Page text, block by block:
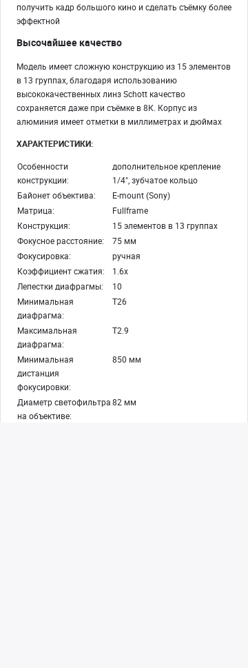
получить кадр большого кино и сделать съёмку более
эффектной
Высочайшее качество
Модель имеет сложную конструкцию из 15 элементов
в 13 группах, благодаря использованию
высококачественных линз Schott качество
сохраняется даже при съёмке в 8К. Корпус из
алюминия имеет отметки в миллиметрах и дюймах
ХАРАКТЕРИСТИКИ:
Особенности
конструкции:
дополнительное крепление
1/4", зубчатое кольцо
Байонет объектива:
E-mount (Sony)
Матрица:
Fullframe
Конструкция:
15 элементов в 13 группах
Фокусное расстояние:
75 мм
Фокусировка:
ручная
Коэффициент сжатия:
1.6x
Лепестки диафрагмы:
10
Минимальная
диафрагма:
T26
Максимальная
диафрагма:
T2.9
Минимальная
дистанция
фокусировки:
850 мм
Диаметр светофильтра
на объективе:
82 мм